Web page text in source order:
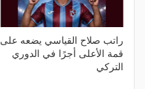
راتب صلاح القياسي يضعه على
قمة الأعلى أجرًا في الدوري
التركي